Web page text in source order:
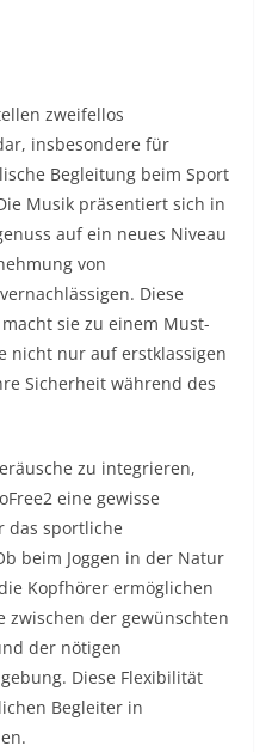
zweifellos
insbesondere für
Begleitung beim Sport
Musik präsentiert sich in
auf ein neues Niveau
von
Diese
sie zu einem Must-
nicht nur auf erstklassigen
Sicherheit während des
zu integrieren,
eine gewisse
das sportliche
beim Joggen in der Natur
Kopfhörer ermöglichen
zwischen der gewünschten
der nötigen
Diese Flexibilität
Begleiter in